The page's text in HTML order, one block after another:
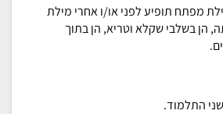
מפתח תופיע לפני או/ו אחרי מילת
הן בשלבי שקלא וטריא, הן בתוך
התלמוד.